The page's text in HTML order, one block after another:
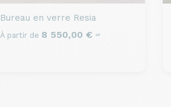
Bureau en verre Resia
À partir de 8 550,00 € HT